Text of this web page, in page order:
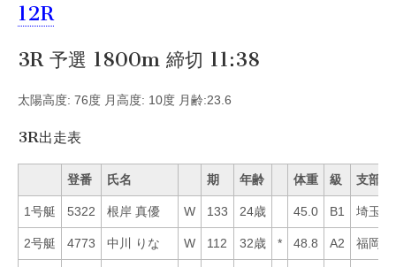
12R
3R 予選 1800m 締切 11:38
太陽高度: 76度 月高度: 10度 月齢:23.6
3R出走表
登番 氏名 期 年齢 体重 級 支部
1号艇 5322 根岸 真優 W 133 24歳 45.0 B1 埼玉
2号艇 4773 中川 りな W 112 32歳 * 48.8 A2 福岡